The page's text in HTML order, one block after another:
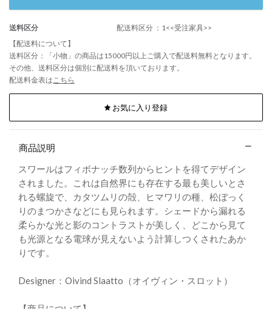
送料区分
配送料区分 ：1<<受注家具>>
【配送料について】
送料区分：「小物」の商品は15000円以上ご購入で配送料無料となります。
その他、送料区分は個別に配送料を頂いております。
配送料金表は こちら
お気に入り登録
商品説明
スワールはフィボナッチ数列からヒントを得てデザイン
されました。これは自然界にも存在する最も美しいとさ
れる螺旋で、カタツムリの殻、ヒマワリの種、松ぼっく
りのまつかさなどにも見られます。シェードから漏れる
柔らかな光と影のコントラストが美しく、どこから見て
も光源となる電球が見えないよう計算しつくされたあか
りです。
Designer：Oivind Slaatto（オイヴィン・スロット）